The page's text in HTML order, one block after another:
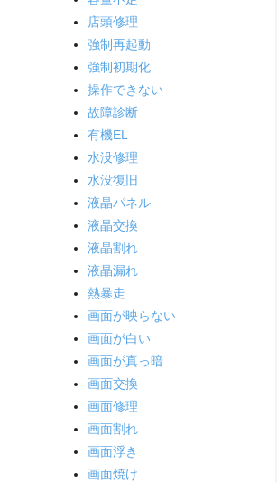
店頭修理
強制再起動
強制初期化
操作できない
故障診断
有機EL
水没修理
水没復旧
液晶パネル
液晶交換
液晶割れ
液晶漏れ
熱暴走
画面が映らない
画面が白い
画面が真っ暗
画面交換
画面修理
画面割れ
画面浮き
画面焼け